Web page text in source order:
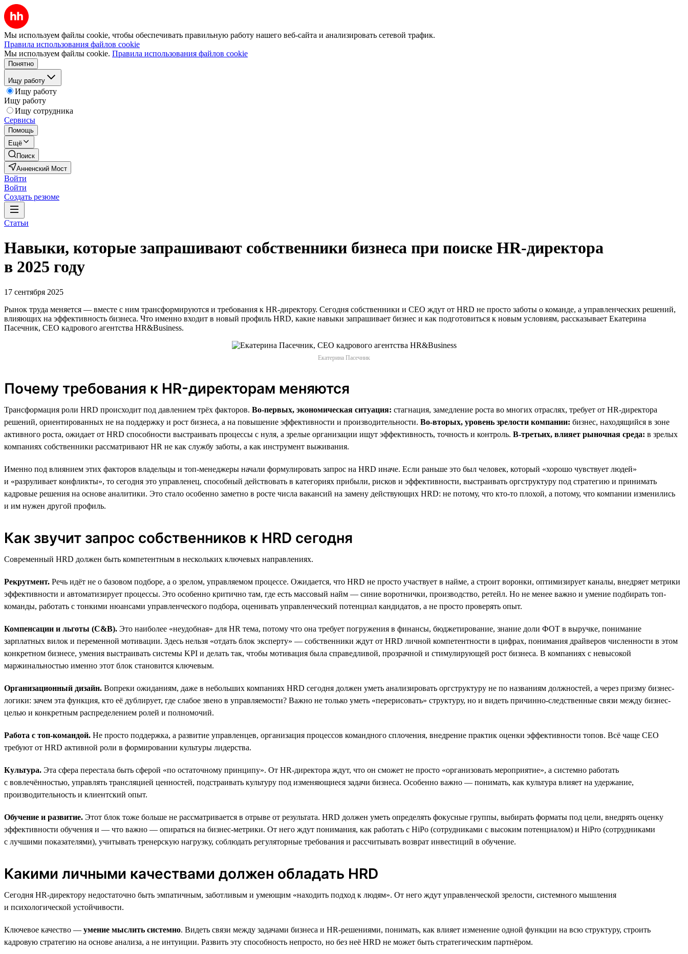
Мы используем файлы cookie, чтобы обеспечивать правильную работу нашего веб-сайта и анализировать сетевой трафик.
Правила использования файлов cookie
Мы используем файлы cookie. Правила использования файлов cookie
Понятно
Ищу работу
Ищу работу
Ищу работу
Ищу сотрудника
Сервисы
Помощь
Ещё
Поиск
Анненский Мост
Войти
Войти
Создать резюме
Статьи
Навыки, которые запрашивают собственники бизнеса при поиске HR-директора
в 2025 году
17 сентября 2025
Рынок труда меняется — вместе с ним трансформируются и требования к HR-директору. Сегодня собственники и СЕО ждут от HRD не просто заботы о команде, а управленческих решений,
влияющих на эффективность бизнеса. Что именно входит в новый профиль HRD, какие навыки запрашивает бизнес и как подготовиться к новым условиям, рассказывает Екатерина
Пасечник, CEO кадрового агентства HR&Business.
Екатерина Пасечник
Почему требования к HR-директорам меняются
Трансформация роли HRD происходит под давлением трёх факторов. Во-первых, экономическая ситуация: стагнация, замедление роста во многих отраслях, требует от HR-директора
решений, ориентированных не на поддержку и рост бизнеса, а на повышение эффективности и производительности. Во-вторых, уровень зрелости компании: бизнес, находящийся в зоне
активного роста, ожидает от HRD способности выстраивать процессы с нуля, а зрелые организации ищут эффективность, точность и контроль. В-третьих, влияет рыночная среда: в зрелых
компаниях собственники рассматривают HR не как службу заботы, а как инструмент выживания.
Именно под влиянием этих факторов владельцы и топ-менеджеры начали формулировать запрос на HRD иначе. Если раньше это был человек, который «хорошо чувствует людей»
и «разруливает конфликты», то сегодня это управленец, способный действовать в категориях прибыли, рисков и эффективности, выстраивать оргструктуру под стратегию и принимать
кадровые решения на основе аналитики. Это стало особенно заметно в росте числа вакансий на замену действующих HRD: не потому, что кто-то плохой, а потому, что компании изменились
и им нужен другой профиль.
Как звучит запрос собственников к HRD сегодня
Современный HRD должен быть компетентным в нескольких ключевых направлениях.
Рекрутмент. Речь идёт не о базовом подборе, а о зрелом, управляемом процессе. Ожидается, что HRD не просто участвует в найме, а строит воронки, оптимизирует каналы, внедряет метрики
эффективности и автоматизирует процессы. Это особенно критично там, где есть массовый найм — синие воротнички, производство, ретейл. Но не менее важно и умение подбирать топ-
команды, работать с тонкими нюансами управленческого подбора, оценивать управленческий потенциал кандидатов, а не просто проверять опыт.
Компенсации и льготы (C&B). Это наиболее «неудобная» для HR тема, потому что она требует погружения в финансы, бюджетирование, знание доли ФОТ в выручке, понимание
зарплатных вилок и переменной мотивации. Здесь нельзя «отдать блок эксперту» — собственники ждут от HRD личной компетентности в цифрах, понимания драйверов численности в этом
конкретном бизнесе, умения выстраивать системы KPI и делать так, чтобы мотивация была справедливой, прозрачной и стимулирующей рост бизнеса. В компаниях с невысокой
маржинальностью именно этот блок становится ключевым.
Организационный дизайн. Вопреки ожиданиям, даже в небольших компаниях HRD сегодня должен уметь анализировать оргструктуру не по названиям должностей, а через призму бизнес-
логики: зачем эта функция, кто её дублирует, где слабое звено в управляемости? Важно не только уметь «перерисовать» структуру, но и видеть причинно-следственные связи между бизнес-
целью и конкретным распределением ролей и полномочий.
Работа с топ-командой. Не просто поддержка, а развитие управленцев, организация процессов командного сплочения, внедрение практик оценки эффективности топов. Всё чаще СЕО
требуют от HRD активной роли в формировании культуры лидерства.
Культура. Эта сфера перестала быть сферой «по остаточному принципу». От HR-директора ждут, что он сможет не просто «организовать мероприятие», а системно работать
с вовлечённостью, управлять трансляцией ценностей, подстраивать культуру под изменяющиеся задачи бизнеса. Особенно важно — понимать, как культура влияет на удержание,
производительность и клиентский опыт.
Обучение и развитие. Этот блок тоже больше не рассматривается в отрыве от результата. HRD должен уметь определять фокусные группы, выбирать форматы под цели, внедрять оценку
эффективности обучения и — что важно — опираться на бизнес-метрики. От него ждут понимания, как работать с HiPo (сотрудниками с высоким потенциалом) и HiPro (сотрудниками
с лучшими показателями), учитывать тренерскую нагрузку, соблюдать регуляторные требования и рассчитывать возврат инвестиций в обучение.
Какими личными качествами должен обладать HRD
Сегодня HR-директору недостаточно быть эмпатичным, заботливым и умеющим «находить подход к людям». От него ждут управленческой зрелости, системного мышления
и психологической устойчивости.
Ключевое качество — умение мыслить системно. Видеть связи между задачами бизнеса и HR-решениями, понимать, как влияет изменение одной функции на всю структуру, строить
кадровую стратегию на основе анализа, а не интуиции. Развить эту способность непросто, но без неё HRD не может быть стратегическим партнёром.